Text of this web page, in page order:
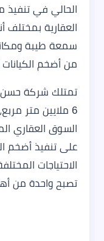
الحالي في تنفيذ
العقارية بمختلف
سمعة طيبة
من أضخم
تمتلك شركة حسن
6 ملايين متر
السوق العقاري
على تنفيذ أضخم
الاحتياجات
تصبح واحدة من